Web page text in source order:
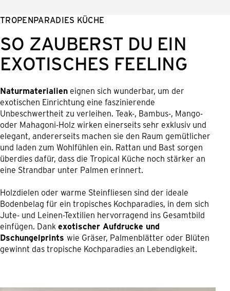
TROPENPARADIES KÜCHE
SO ZAUBERST DU EIN
EXOTISCHES FEELING
Naturmaterialien eignen sich wunderbar, um der
exotischen Einrichtung eine faszinierende
Unbeschwertheit zu verleihen. Teak-, Bambus-, Mango-
oder Mahagoni-Holz wirken einerseits sehr exklusiv und
elegant, andererseits machen sie den Raum gemütlicher
und laden zum Wohlfühlen ein. Rattan und Bast sorgen
überdies dafür, dass die Tropical Küche noch stärker an
eine Strandbar unter Palmen erinnert.
Holzdielen oder warme Steinfliesen sind der ideale
Bodenbelag für ein tropisches Kochparadies, in dem sich
Jute- und Leinen-Textilien hervorragend ins Gesamtbild
einfügen. Dank exotischer Aufdrucke und
Dschungelprints wie Gräser, Palmenblätter oder Blüten
gewinnt das tropische Kochparadies an Lebendigkeit.